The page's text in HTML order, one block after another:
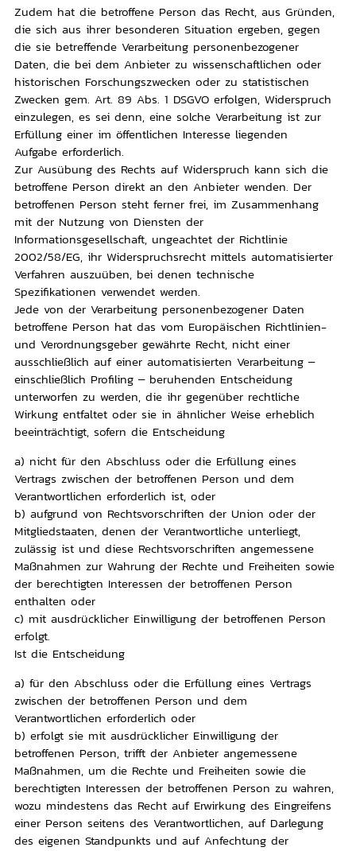
Zudem hat die betroffene Person das Recht, aus Gründen,
die sich aus ihrer besonderen Situation ergeben, gegen
die sie betreffende Verarbeitung personenbezogener
Daten, die bei dem Anbieter zu wissenschaftlichen oder
historischen Forschungszwecken oder zu statistischen
Zwecken gem. Art. 89 Abs. 1 DSGVO erfolgen, Widerspruch
einzulegen, es sei denn, eine solche Verarbeitung ist zur
Erfüllung einer im öffentlichen Interesse liegenden
Aufgabe erforderlich.
Zur Ausübung des Rechts auf Widerspruch kann sich die
betroffene Person direkt an den Anbieter wenden. Der
betroffenen Person steht ferner frei, im Zusammenhang
mit der Nutzung von Diensten der
Informationsgesellschaft, ungeachtet der Richtlinie
2002/58/EG, ihr Widerspruchsrecht mittels automatisierter
Verfahren auszuüben, bei denen technische
Spezifikationen verwendet werden.
Jede von der Verarbeitung personenbezogener Daten
betroffene Person hat das vom Europäischen Richtlinien-
und Verordnungsgeber gewährte Recht, nicht einer
ausschließlich auf einer automatisierten Verarbeitung –
einschließlich Profiling – beruhenden Entscheidung
unterworfen zu werden, die ihr gegenüber rechtliche
Wirkung entfaltet oder sie in ähnlicher Weise erheblich
beeinträchtigt, sofern die Entscheidung
a) nicht für den Abschluss oder die Erfüllung eines
Vertrags zwischen der betroffenen Person und dem
Verantwortlichen erforderlich ist, oder
b) aufgrund von Rechtsvorschriften der Union oder der
Mitgliedstaaten, denen der Verantwortliche unterliegt,
zulässig ist und diese Rechtsvorschriften angemessene
Maßnahmen zur Wahrung der Rechte und Freiheiten sowie
der berechtigten Interessen der betroffenen Person
enthalten oder
c) mit ausdrücklicher Einwilligung der betroffenen Person
erfolgt.
Ist die Entscheidung
a) für den Abschluss oder die Erfüllung eines Vertrags
zwischen der betroffenen Person und dem
Verantwortlichen erforderlich oder
b) erfolgt sie mit ausdrücklicher Einwilligung der
betroffenen Person, trifft der Anbieter angemessene
Maßnahmen, um die Rechte und Freiheiten sowie die
berechtigten Interessen der betroffenen Person zu wahren,
wozu mindestens das Recht auf Erwirkung des Eingreifens
einer Person seitens des Verantwortlichen, auf Darlegung
des eigenen Standpunkts und auf Anfechtung der